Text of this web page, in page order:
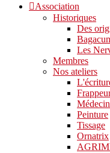
Association
Historiques
Des
Les
Membres
Nos ateliers
Peinture
Tissage
Ornatrix